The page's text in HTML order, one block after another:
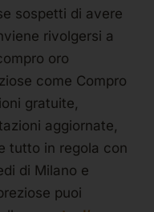
sospetti di avere
rivolgersi a
oro
come Compro
gratuite,
aggiornate,
tutto in regola con
di Milano e
puoi